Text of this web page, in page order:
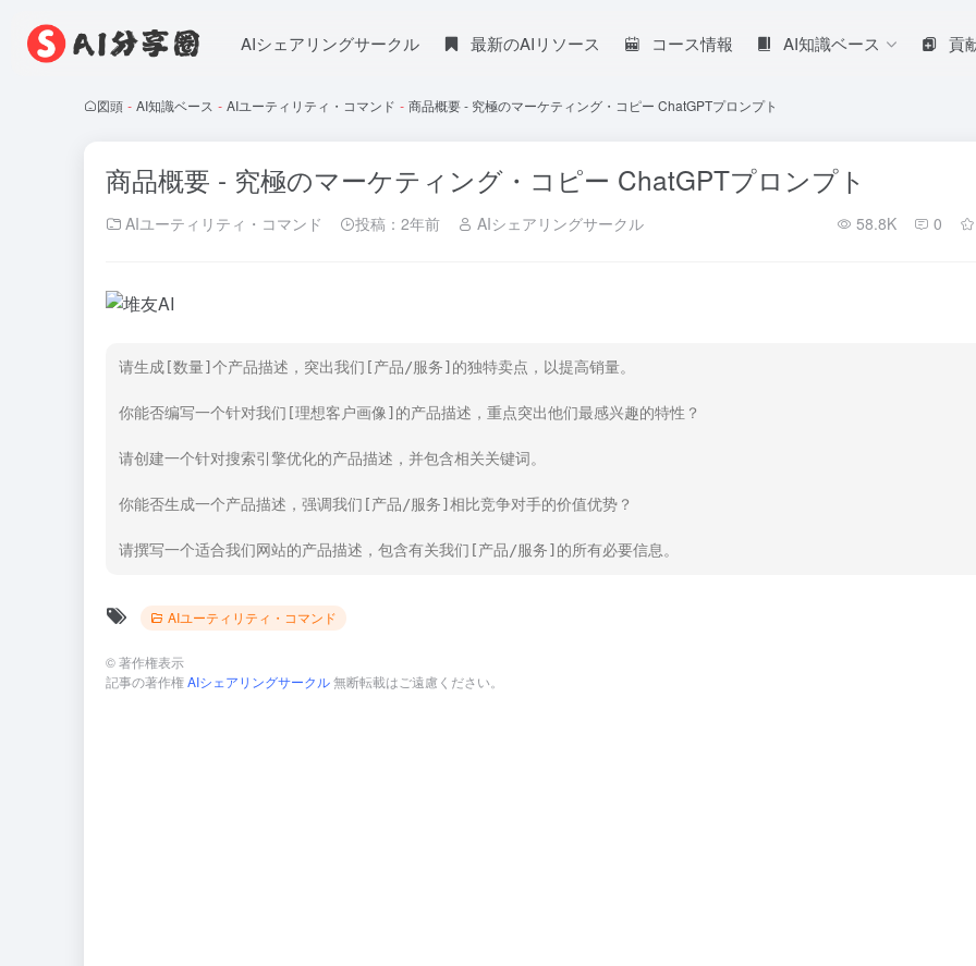
AIシェアリングサークル 最新のAIリソース コース情報 AI知識ベース 貢
図頭 - AI知識ベース - AIユーティリティ・コマンド - 商品概要 - 究極のマーケティング・コピー ChatGPTプロンプト
商品概要 - 究極のマーケティング・コピー ChatGPTプロンプト
AIユーティリティ・コマンド 投稿：2年前 AIシェアリングサークル 58.8K 0
请生成[数量]个产品描述，突出我们[产品/服务]的独特卖点，以提高销量。
你能否编写一个针对我们[理想客户画像]的产品描述，重点突出他们最感兴趣的特性？
请创建一个针对搜索引擎优化的产品描述，并包含相关关键词。
你能否生成一个产品描述，强调我们[产品/服务]相比竞争对手的价值优势？
请撰写一个适合我们网站的产品描述，包含有关我们[产品/服务]的所有必要信息。
AIユーティリティ・コマンド
©著作権表示
記事の著作権AIシェアリングサークル無断転載はご遠慮ください。